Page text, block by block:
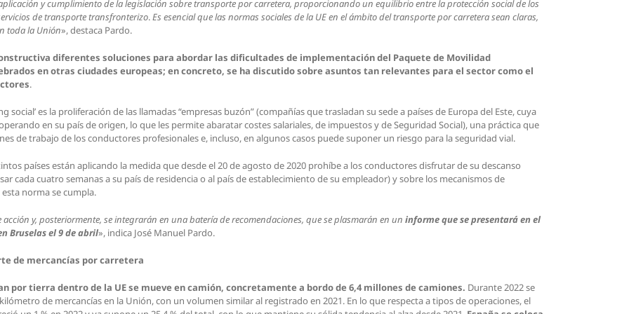
y cumplimiento de la legislación sobre transporte por carretera, proporcionando un equilibrio entre la protección social de los
de transporte transfronterizo.Es esencial que las normas sociales de la UE en el ámbito del transporte por carretera sean claras,
toda la Unión», destaca Pardo.
diferentes soluciones para abordar las dificultades de implementación del Paquete de Movilidad
en otras ciudades europeas; en concreto, se ha discutido sobre asuntos tan relevantes para el sector como el
.
es la proliferación de las llamadas “empresas buzón” (compañías que trasladan su sede a países de Europa del Este, cuya
en su país de origen, lo que les permite abaratar costes salariales, de impuestos y de Seguridad Social), una práctica que
de trabajo de los conductores profesionales e, incluso, en algunos casos puede suponer un riesgo para la seguridad vial.
países están aplicando la medida que desde el 20 de agosto de 2020 prohíbe a los conductores disfrutar de su descanso
cada cuatro semanas a su país de residencia o al país de establecimiento de su empleador) y sobre los mecanismos de
norma se cumpla.
y, posteriormente, se integrarán en una batería de recomendaciones, que se plasmarán en un informe que se presentará en el
Bruselas el 9 de abril», indica José Manuel Pardo.
de mercancías por carretera
por tierra dentro de la UE se mueve en camión, concretamente a bordo de 6,4 millones de camiones. Durante 2022 se
de mercancías en la Unión, con un volumen similar al registrado en 2021. En lo que respecta a tipos de operaciones, el